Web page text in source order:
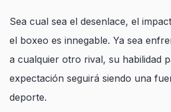
Sea cual sea el desenlace, el
el boxeo es innegable. Ya sea
a cualquier otro rival, su habilidad
expectación seguirá siendo una
deporte.